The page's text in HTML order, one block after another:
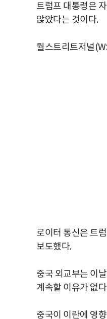
트럼프 대통령은
않았다는 것이다.
월스트리트저널
로이터 통신은 트
보도했다.
중국 외교부는 이
계속할 이유가 없
중국이 이란에 영